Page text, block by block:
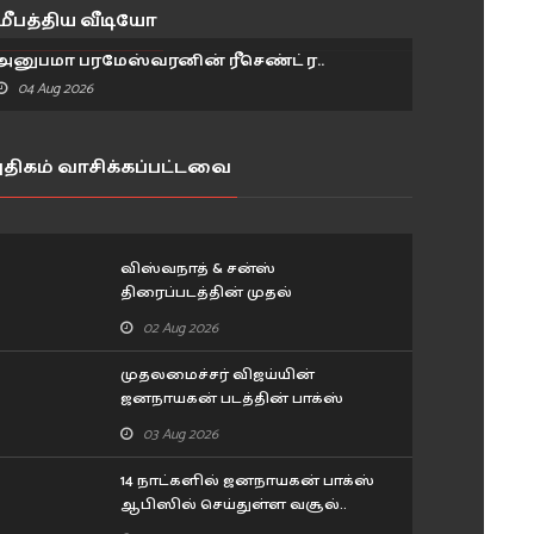
NIKITA DUTTA'S HOTTEST BLUE LOOK 💙😍
வீடியோ
பரமேஸ்வரனின் ரீசெண்ட் ர..
04 Aug 2026
வாசிக்கப்பட்டவை
விஸ்வநாத் & சன்ஸ்
திரைப்படத்தின் முதல்
விமர்சனம்..
02 Aug 2026
முதலமைச்சர் விஜய்யின்
ஜனநாயகன் படத்தின் பாக்ஸ்
ஆபிஸ் வசூல்.. 11 நாட்கள்
விவரம்
03 Aug 2026
14 நாட்களில் ஜனநாயகன் பாக்ஸ்
ஆபிஸில் செய்துள்ள வசூல்..
புதிய சாதனை படைத்த விஜய்